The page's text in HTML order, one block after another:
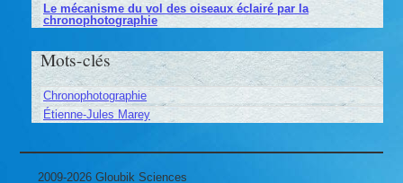
Le mécanisme du vol des oiseaux éclairé par la
chronophotographie
Mots-clés
Chronophotographie
Étienne-Jules Marey
2009-2026 Gloubik Sciences